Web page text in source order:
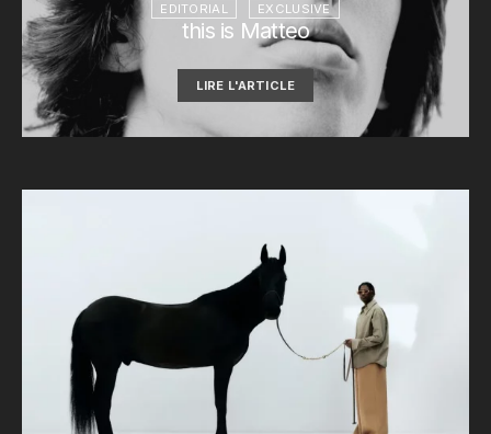
EDITORIAL EXCLUSIVE
this is Matteo
LIRE L'ARTICLE